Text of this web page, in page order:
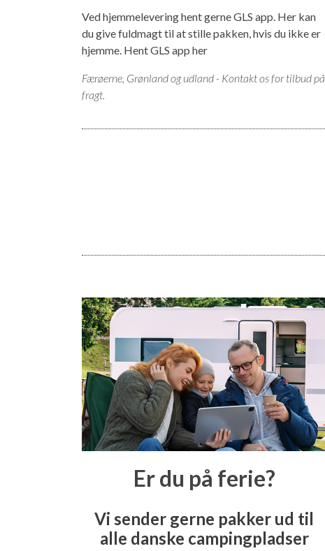
Ved hjemmelevering hent gerne GLS app. Her kan
du give fuldmagt til at stille pakken, hvis du ikke er
hjemme. Hent GLS app her
Færøerne, Grønland og udland - Kontakt os for tilbud på
fragt.
Er du på ferie?
Vi sender gerne pakker ud til
alle danske campingpladser